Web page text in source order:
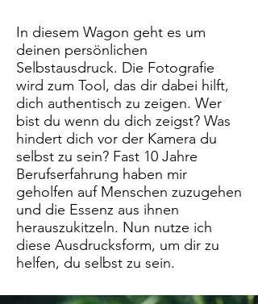
In diesem Wagon geht es um
deinen persönlichen
Selbstausdruck. Die Fotografie
wird zum Tool, das dir dabei hilft,
dich authentisch zu zeigen. Wer
bist du wenn du dich zeigst? Was
hindert dich vor der Kamera du
selbst zu sein? Fast 10 Jahre
Berufserfahrung haben mir
geholfen auf Menschen zuzugehen
und die Essenz aus ihnen
herauszukitzeln. Nun nutze ich
diese Ausdrucksform, um dir zu
helfen, du selbst zu sein.